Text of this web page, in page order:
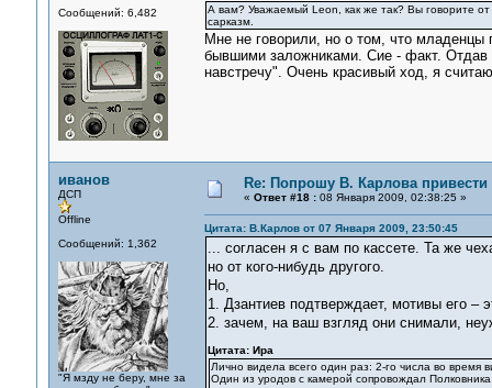
Сообщений: 6,482
А вам? Уважаемый Leon, как же так? Вы говорите
сарказм.
Мне не говорили, но о том, что младенцы
бывшими заложниками. Сие - факт. Отдав
навстречу". Очень красивый ход, я
иванов
ДСП
Offline
Сообщений: 1,362
"Я мзду не беру, мне за
Re: Попрошу В. Карлова привести
« Ответ #18 :08 Января 2009, 02:38:25 »
Цитата: В.Карлов от 07 Января 2009, 23:50:45
... согласен я с вам по кассете. Та же
но от кого-нибудь другого.
Но,
1. Дзантиев подтверждает, мотивы его
2. зачем, на ваш взгляд они снимали,
Цитата: Ира
Лично видела всего один раз: 2-го числа во время
Один из уродов с камерой сопровождал